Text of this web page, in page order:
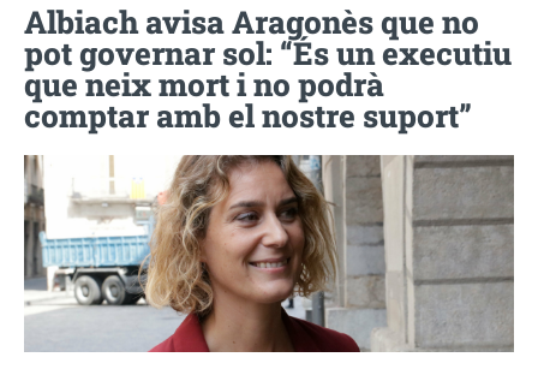
Albiach avisa Aragonès que no
pot governar sol: “És un executiu
que neix mort i no podrà
comptar amb el nostre suport”